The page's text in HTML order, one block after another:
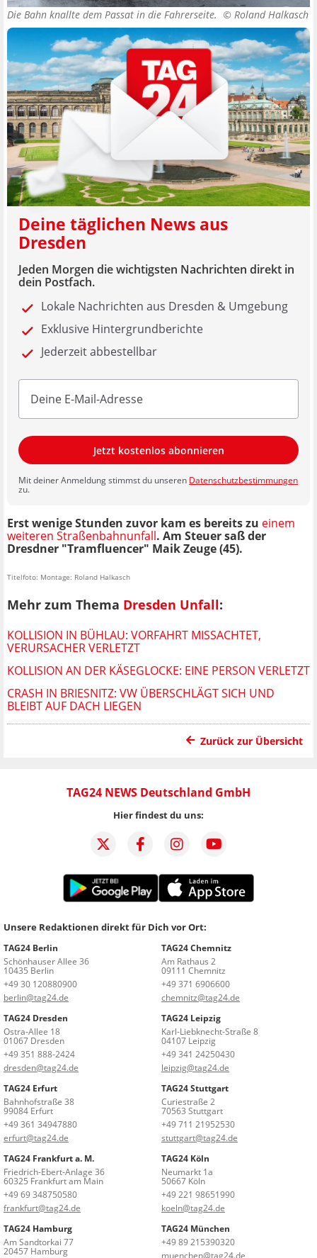
Die Bahn knallte dem Passat in die Fahrerseite. © Roland Halkasch
Deine täglichen News aus
Dresden
Jeden Morgen die wichtigsten Nachrichten direkt in
dein Postfach.
Lokale Nachrichten aus Dresden & Umgebung
Exklusive Hintergrundberichte
Jederzeit abbestellbar
Jetzt kostenlos abonnieren
Mit deiner Anmeldung stimmst du unseren Datenschutzbestimmungen
zu.
Erst wenige Stunden zuvor kam es bereits zu einem
weiteren Straßenbahnunfall. Am Steuer saß der
Dresdner "Tramfluencer" Maik Zeuge (45).
Titelfoto: Montage: Roland Halkasch
Mehr zum Thema Dresden Unfall:
KOLLISION IN BÜHLAU: VORFAHRT MISSACHTET,
VERURSACHER VERLETZT
KOLLISION AN DER KÄSEGLOCKE: EINE PERSON VERLETZT
CRASH IN BRIESNITZ: VW ÜBERSCHLÄGT SICH UND
BLEIBT AUF DACH LIEGEN
Zurück zur Übersicht
TAG24 NEWS Deutschland GmbH
Hier findest du uns:
Unsere Redaktionen direkt für Dich vor Ort:
TAG24 Berlin
Schönhauser Allee 36
10435 Berlin
+49 30 120880900
berlin@tag24.de
TAG24 Chemnitz
Am Rathaus 2
09111 Chemnitz
+49 371 6906600
chemnitz@tag24.de
TAG24 Dresden
Ostra-Allee 18
01067 Dresden
+49 351 888-2424
dresden@tag24.de
TAG24 Leipzig
Karl-Liebknecht-Straße 8
04107 Leipzig
+49 341 24250430
leipzig@tag24.de
TAG24 Erfurt
Bahnhofstraße 38
99084 Erfurt
+49 361 34947880
erfurt@tag24.de
TAG24 Stuttgart
Curiestraße 2
70563 Stuttgart
+49 711 21952530
stuttgart@tag24.de
TAG24 Frankfurt a. M.
Friedrich-Ebert-Anlage 36
60325 Frankfurt am Main
+49 69 348750580
frankfurt@tag24.de
TAG24 Köln
Neumarkt 1a
50667 Köln
+49 221 98651990
koeln@tag24.de
TAG24 Hamburg
Am Sandtorkai 77
20457 Hamburg
TAG24 München
+49 89 215390320
muenchen@tag24.de